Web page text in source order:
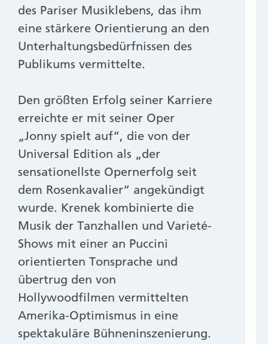
des Pariser Musiklebens, das ihm
eine stärkere Orientierung an den
Unterhaltungsbedürfnissen des
Publikums vermittelte.
Den größten Erfolg seiner Karriere
erreichte er mit seiner Oper
„Jonny spielt auf“, die von der
Universal Edition als „der
sensationellste Opernerfolg seit
dem Rosenkavalier“ angekündigt
wurde. Krenek kombinierte die
Musik der Tanzhallen und Varieté-
Shows mit einer an Puccini
orientierten Tonsprache und
übertrug den von
Hollywoodfilmen vermittelten
Amerika-Optimismus in eine
spektakuläre Bühneninszenierung.